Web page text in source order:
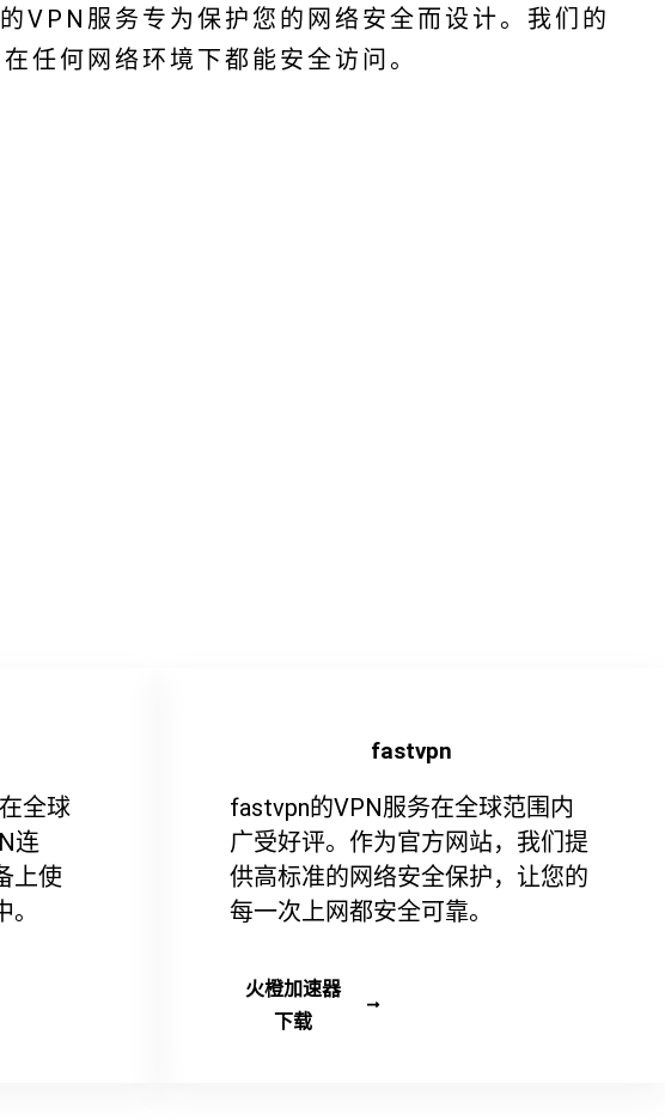
VPN服务专为保护您的网络安全而设计。我们的
任何网络环境下都能安全访问。
全球
连
上使
fastvpn
fastvpn的VPN服务在全球范围内
广受好评。作为官方网站，我们提
供高标准的网络安全保护，让您的
每一次上网都安全可靠。
火橙加速器
下载